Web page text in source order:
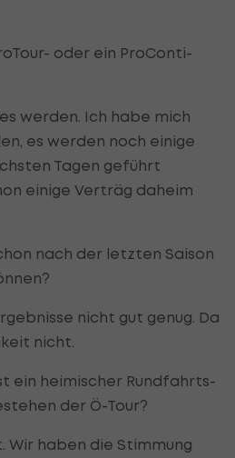
oder ein ProConti-
werden. Ich habe mich
es werden noch einige
Tagen geführt
einige Verträg daheim
nach der letzten Saison
nicht gut genug. Da
nicht.
ein heimischer Rundfahrts-
der Ö-Tour?
Wir haben die Stimmung